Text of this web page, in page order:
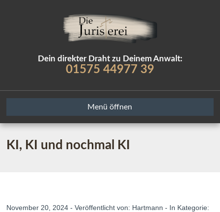
Dein direkter Draht zu Deinem Anwalt:
01575 44977 39
Menü öffnen
KI, KI und nochmal KI
November 20, 2024 - Veröffentlicht von: Hartmann - In Kategorie: